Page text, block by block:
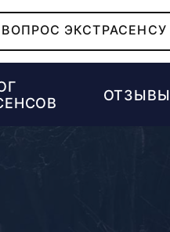
ВОПРОС ЭКСТРАСЕНСУ
ОТЗЫВЫ